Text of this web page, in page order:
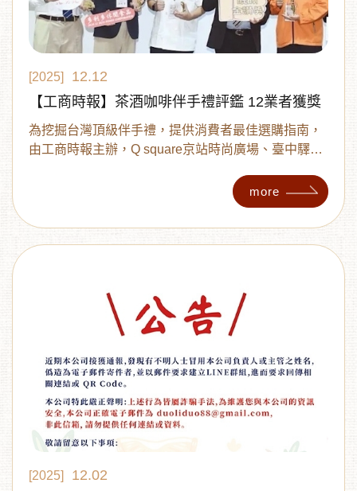
[2025]
12.12
【工商時報】茶酒咖啡伴手禮評鑑 12業者獲獎
為挖掘台灣頂級伴手禮，提供消費者最佳選購指南，
由工商時報主辦，Q square京站時尚廣場、臺中驛鐵
「2025台灣茶、酒、咖啡暨伴手禮評鑑」，成功吸引
全台眾多業者熱情參與，11日於格萊天漾大飯店舉辦
頒獎典禮，頒發「醍醐金讚獎」、「醍醐珍饌獎」及
「醍醐人氣獎」，表揚企業在伴手禮產品開發的用心
more
[2025]
12.02